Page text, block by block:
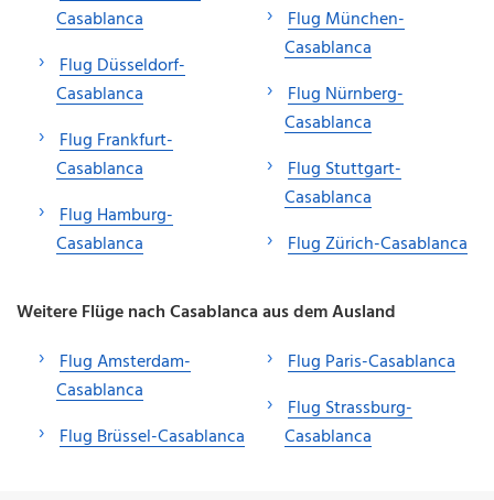
Casablanca
Flug Düsseldorf-
Casablanca
Flug Frankfurt-
Casablanca
Flug Hamburg-
Casablanca
Flug München-
Casablanca
Flug Nürnberg-
Casablanca
Flug Stuttgart-
Casablanca
Flug Zürich-Casablanca
Weitere Flüge nach Casablanca aus dem Ausland
Flug Amsterdam-
Casablanca
Flug Brüssel-Casablanca
Flug Paris-Casablanca
Flug Strassburg-
Casablanca